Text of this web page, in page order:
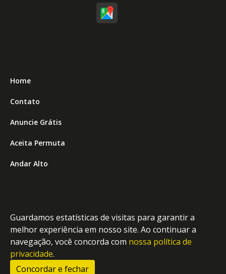
Guardamos estatísticas de visitas para garantir a
melhor experiência em nosso site. Ao continuar a
navegação, você concorda com nossa política de
privacidade.
Concordar e fechar
Home
Contato
Anuncie Grátis
Aceita Permuta
Andar Alto
Top 9 Vista Total para o Mar
Imóveis para Locação
Área do Cliente